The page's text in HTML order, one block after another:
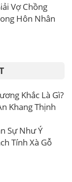
Vợ Chồng
Hôn Nhân
Khắc Là Gì?
Khang Thịnh
Sự Như Ý
Tính Xà Gỗ